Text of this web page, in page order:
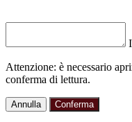
Attenzione: è necessario
conferma di lettura.
Annulla Conferma